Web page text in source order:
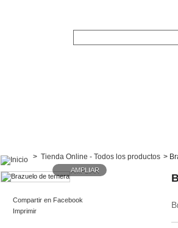
> Tienda Online - Todos los productos >
AMPLIAR
Compartir en Facebook
Imprimir